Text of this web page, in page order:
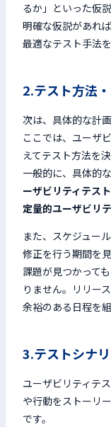
るか」といった仮
明確な仮説があれ
最適なテスト手法
2.テスト方法
次は、具体的な計
ここでは、ユーザ
えてテスト方法を決
一般的に、具体的
ーザビリティテスト
定量的ユーザビリ
また、スケジュー
修正を行う期間を
課題が見つかって
りません。リリー
余裕のある日程を組
3.テストシナ
ユーザビリティテ
や行動をストーリ
です。